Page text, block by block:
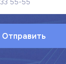
Отправить